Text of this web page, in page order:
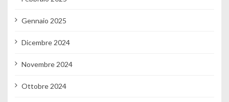
Gennaio 2025
Dicembre 2024
Novembre 2024
Ottobre 2024